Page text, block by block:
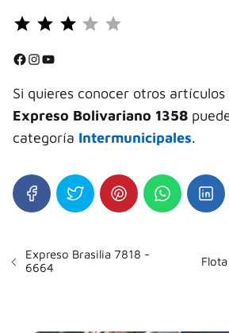
⭐
⭐
Facebook InstagramYouTube
Si quieres conocer otros artículos
Expreso Bolivariano 1358
categoría Intermunicipales.
Expreso Brasilia 7818 -
6664